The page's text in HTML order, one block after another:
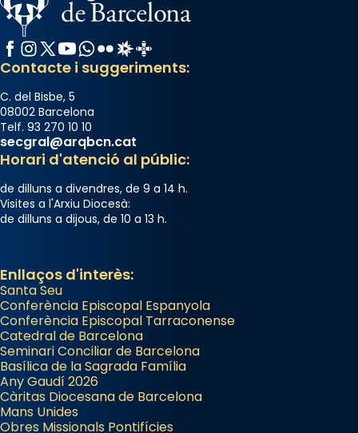
Facebook
Instagram
X / Twitter
YouTube
WhatsApp
FlickrRadio Estel
Catalunya Cristiana
Contacte i suggeriments:
C. del Bisbe, 5
08002 Barcelona
Telf. 93 270 10 10
secgral@arqbcn.cat
Horari d'atenció al públic:
de dilluns a divendres, de 9 a 14 h.
Visites a l'Arxiu Diocesà:
de dilluns a dijous, de 10 a 13 h.
Enllaços d'interès:
Santa Seu
Conferència Episcopal Espanyola
Conferència Episcopal Tarraconense
Catedral de Barcelona
Seminari Conciliar de Barcelona
Basílica de la Sagrada Família
Any Gaudí 2026
Càritas Diocesana de Barcelona
Mans Unides
Obres Missionals Pontifícies